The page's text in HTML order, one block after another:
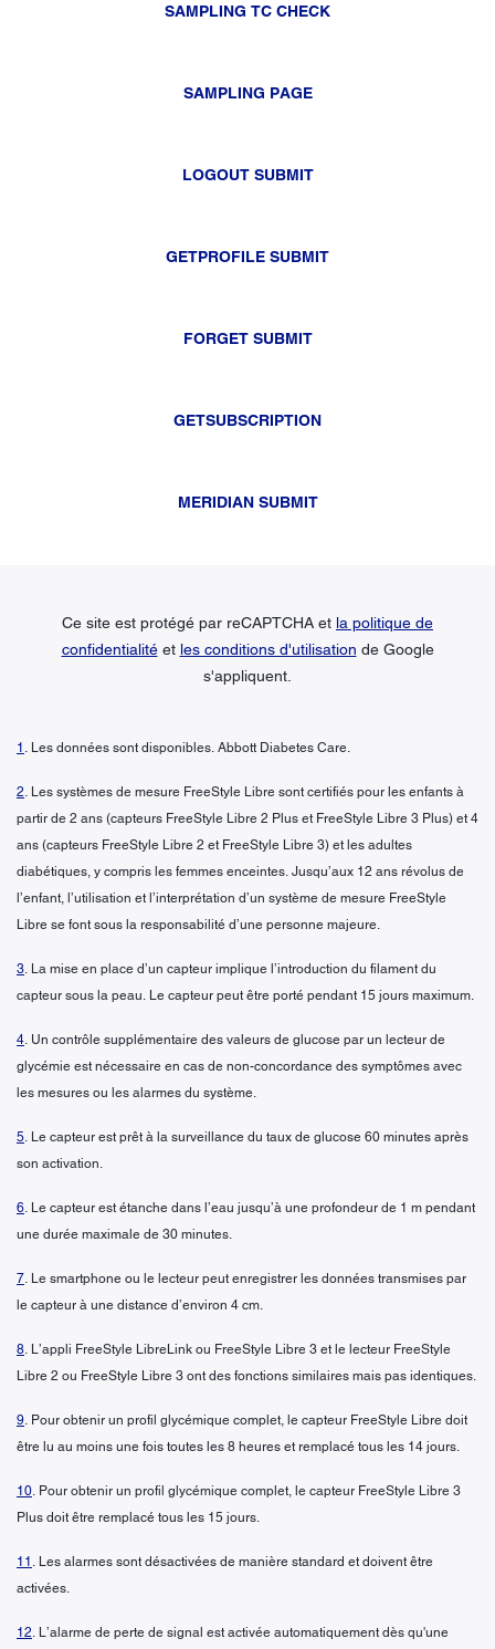
SAMPLING TC CHECK
SAMPLING PAGE
LOGOUT SUBMIT
GETPROFILE SUBMIT
FORGET SUBMIT
GETSUBSCRIPTION
MERIDIAN SUBMIT
Ce site est protégé par reCAPTCHA et la politique de
confidentialitéet les conditions d'utilisation de Google
s'appliquent.
1 . Les données sont disponibles. Abbott Diabetes Care.
2. Les systèmes de mesure FreeStyle Libre sont certifiés pour les enfants à
partir de 2 ans (capteurs FreeStyle Libre 2 Plus et FreeStyle Libre 3 Plus) et 4
ans (capteurs FreeStyle Libre 2 et FreeStyle Libre 3) et les adultes
diabétiques, y compris les femmes enceintes. Jusqu’aux 12 ans révolus de
l’enfant, l’utilisation et l’interprétation d’un système de mesure FreeStyle
Libre se font sous la responsabilité d’une personne majeure.
3. La mise en place d’un capteur implique l’introduction du filament du
capteur sous la peau. Le capteur peut être porté pendant 15 jours maximum.
4. Un contrôle supplémentaire des valeurs de glucose par un lecteur de
glycémie est nécessaire en cas de non-concordance des symptômes avec
les mesures ou les alarmes du système.
5. Le capteur est prêt à la surveillance du taux de glucose 60 minutes après
son activation.
6. Le capteur est étanche dans l’eau jusqu’à une profondeur de 1 m pendant
une durée maximale de 30 minutes.
7. Le smartphone ou le lecteur peut enregistrer les données transmises par
le capteur à une distance d’environ 4 cm.
8. L’appli FreeStyle LibreLink ou FreeStyle Libre 3 et le lecteur FreeStyle
Libre 2 ou FreeStyle Libre 3 ont des fonctions similaires mais pas identiques.
9. Pour obtenir un profil glycémique complet, le capteur FreeStyle Libre doit
être lu au moins une fois toutes les 8 heures et remplacé tous les 14 jours.
10. Pour obtenir un profil glycémique complet, le capteur FreeStyle Libre 3
Plus doit être remplacé tous les 15 jours.
11 . Les alarmes sont désactivées de manière standard et doivent être
activées.
12. L’alarme de perte de signal est activée automatiquement dès qu'une